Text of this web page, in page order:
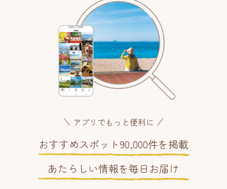
アプリでもっと便利に
おすすめスポット90,000件を掲載
あたらしい情報を毎日お届け